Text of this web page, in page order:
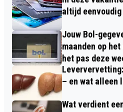
altijd
Jouw Bol-
maanden op
het pas deze
– en wat alleen
Wat verdient